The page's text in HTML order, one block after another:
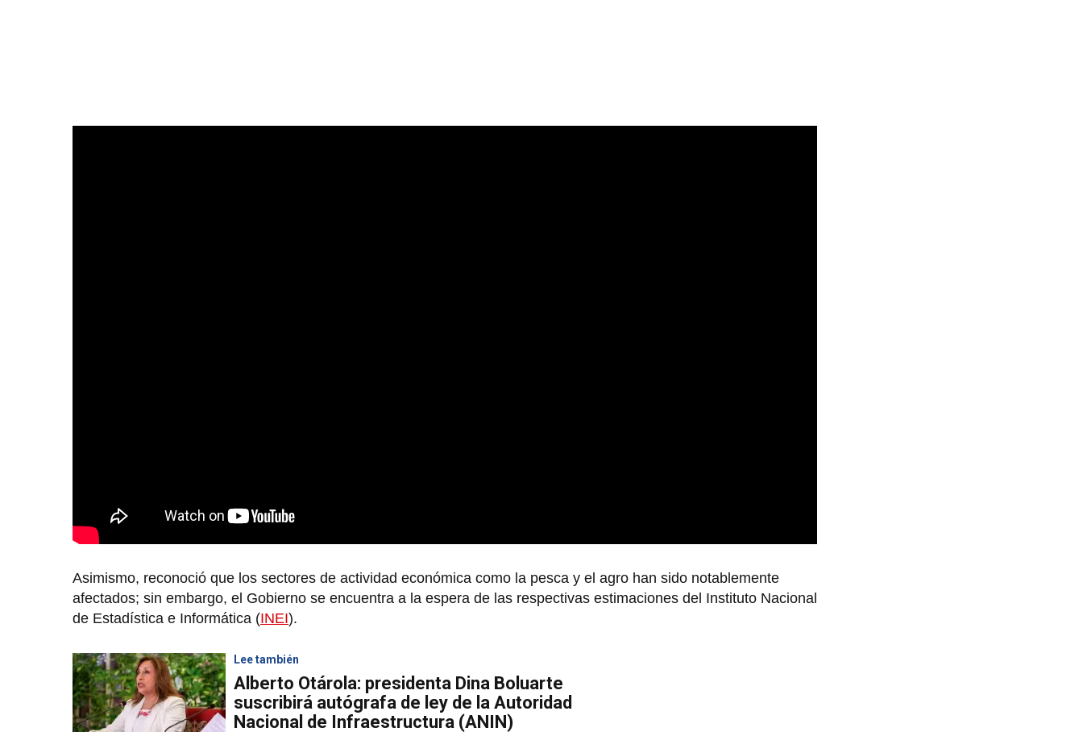
Asimismo, reconoció que los sectores de actividad económica como la pesca y el agro han sido notablemente
afectados; sin embargo, el Gobierno se encuentra a la espera de las respectivas estimaciones del Instituto Nacional
de Estadística e Informática (INEI).
Lee también
Alberto Otárola: presidenta Dina Boluarte
suscribirá autógrafa de ley de la Autoridad
Nacional de Infraestructura (ANIN)